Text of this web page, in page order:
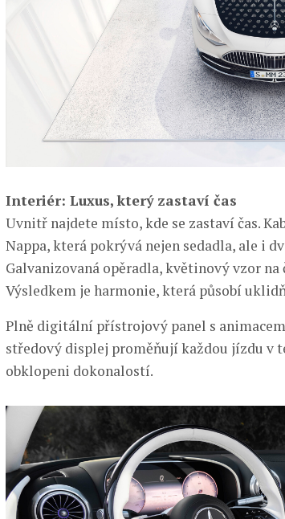
Interiér: Luxus, který zastaví čas
Uvnitř najdete místo, kde se zastaví čas.
Nappa, která pokrývá nejen sedadla, ale i
Galvanizovaná opěradla, květinový vzor
Výsledkem je harmonie, která působí
Plně digitální přístrojový panel s
středový displej proměňují každou jízdu v
obklopeni dokonalostí.